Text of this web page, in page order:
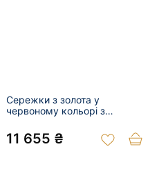
Сережки з золота у
червоному кольорі з
11 655 ₴